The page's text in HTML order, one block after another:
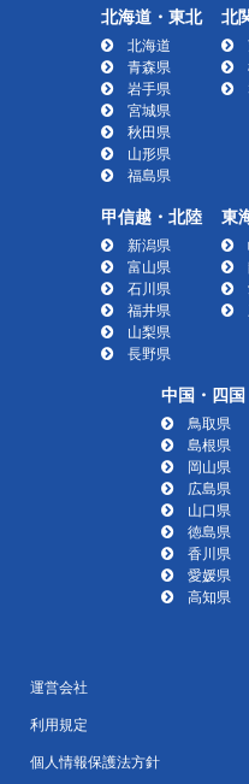
北海道・東北
北海道
青森県
岩手県
宮城県
秋田県
山形県
福島県
北
甲信越・北陸
新潟県
富山県
石川県
福井県
山梨県
長野県
東
中国・四国
鳥取県
島根県
岡山県
広島県
山口県
徳島県
香川県
愛媛県
高知県
運営会社
利用規定
個人情報保護法方針